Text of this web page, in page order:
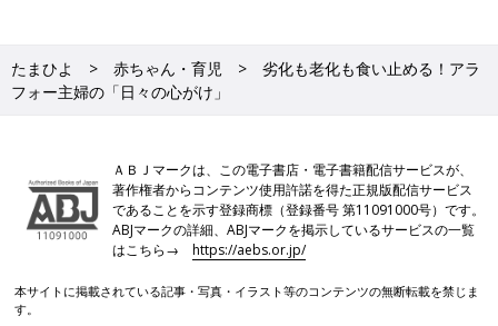
たまひよ 赤ちゃん・育児
劣化も老化も食い止める！アラ
フォー主婦の「日々の心がけ」
ＡＢＪマークは、この電子書店・電子書籍配信サービスが、
著作権者からコンテンツ使用許諾を得た正規版配信サービス
であることを示す登録商標（登録番号 第11091000号）です。
ABJマークの詳細、ABJマークを掲示しているサービスの一覧
はこちら→https://aebs.or.jp/
本サイトに掲載されている記事・写真・イラスト等のコンテンツの無断転載を禁じま
す。